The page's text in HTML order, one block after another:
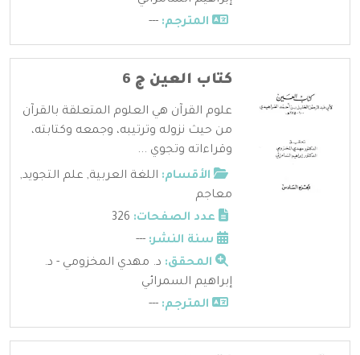
المترجم: ---
كتاب العين ج 6
علوم القرآن هي العلوم المتعلقة بالقرآن
من حيث نزوله وترتيبه، وجمعه وكتابته،
وقراءاته وتجوي ...
الأقسام: اللغة العربية, علم التجويد,
معاجم
عدد الصفحات:
سنة النشر: ---
المحقق: د. مهدي المخزومي - د.
إبراهيم السمرائي
المترجم: ---